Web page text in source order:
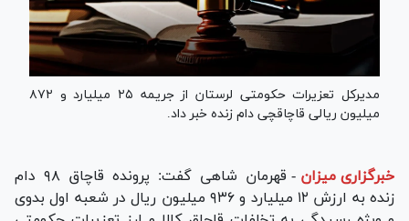
مدیرکل تعزیرات حکومتی لرستان از جریمه ۲۵ میلیارد و ۸۷۲
میلیون ریالی قاچاقچی دام زنده خبر داد.
خبرگزاری میزان -
قهرمان شاهی گفت: پرونده قاچاق ۹۸ دام
زنده به ارزش ۱۲ میلیارد و ۹۳۶ میلیون ریال در شعبه اول بدوی